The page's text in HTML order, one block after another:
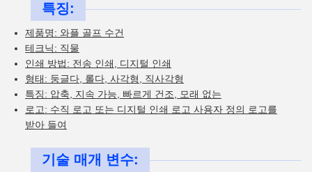
특징:
제품명: 와플 골프 수건
테크닉: 직물
인쇄 방법: 전송 인쇄, 디지털 인쇄
형태: 둥글다, 롤다, 사각형, 직사각형
특징: 압축, 지속 가능, 빠르게 건조, 모래 없는
로고: 수직 로고 또는 디지털 인쇄 로고 사용자 정의 로고를
받아 들여
기술 매개 변수: